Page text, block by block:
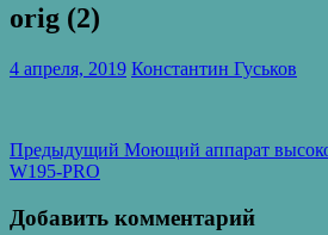
orig (2)
4 апреля, 2019 Константин Гуськов
Навигация
по
записям
Предыдущий Предыдущая
Моющий аппарат
W195-PRO
Добавить комментарий